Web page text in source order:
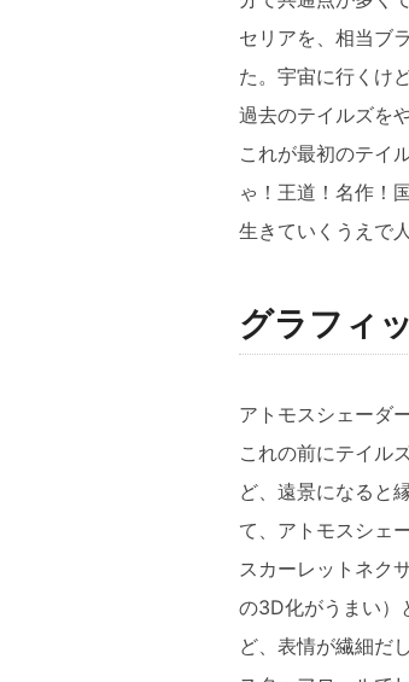
セリアを、相当ブ
た。宇宙に行くけ
過去のテイルズを
これが最初のテイ
ゃ！王道！名作！
生きていくうえで
グラフィ
アトモスシェーダ
これの前にテイル
ど、遠景になると
て、アトモスシェ
スカーレットネク
の3D化がうまい）
ど、表情が繊細だ